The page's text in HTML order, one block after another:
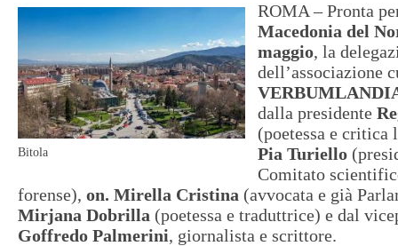
Bitola
ROMA – Pronta
Macedonia del
maggio, la
dell’associazione
dalla presidente
(poetessa e
Pia Turiello
Comitato
forense), on. Mirella Cristina (avvocata e già
Mirjana Dobrilla (poetessa e traduttrice) e dal
Goffredo Palmerini, giornalista e scrittore.